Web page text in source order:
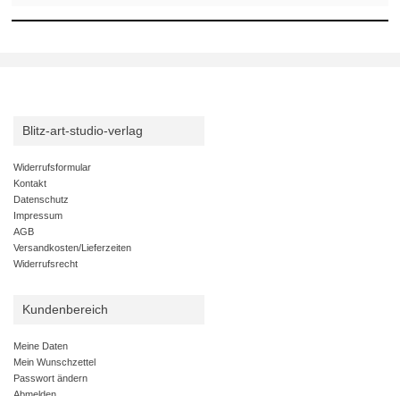
Blitz-art-studio-verlag
Widerrufsformular
Kontakt
Datenschutz
Impressum
AGB
Versandkosten/Lieferzeiten
Widerrufsrecht
Kundenbereich
Meine Daten
Mein Wunschzettel
Passwort ändern